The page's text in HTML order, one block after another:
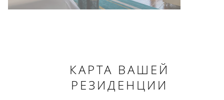
КАРТА ВАШЕЙ
РЕЗИДЕНЦИИ